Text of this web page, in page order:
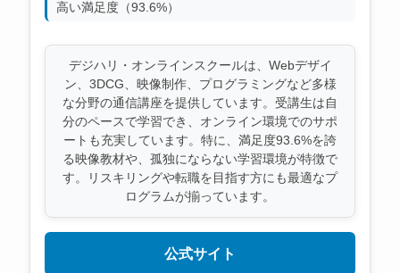
高い満足度（93.6%）
デジハリ・オンラインスクールは、Webデザイ
ン、3DCG、映像制作、プログラミングなど多様
な分野の通信講座を提供しています。受講生は自
分のペースで学習でき、オンライン環境でのサポ
ートも充実しています。特に、満足度93.6%を誇
る映像教材や、孤独にならない学習環境が特徴で
す。リスキリングや転職を目指す方にも最適なプ
ログラムが揃っています。
公式サイト